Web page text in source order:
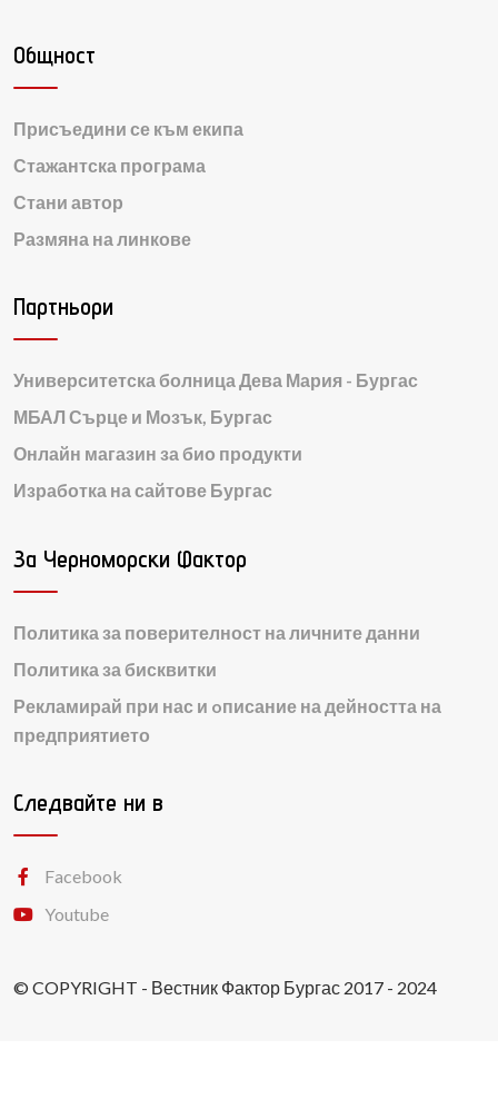
Общност
Присъедини се към екипа
Стажантска програма
Стани автор
Размяна на линкове
Партньори
Университетска болница Дева Мария - Бургас
МБАЛ Сърце и Мозък, Бургас
Онлайн магазин за био продукти
Изработка на сайтове Бургас
За Черноморски Фактор
Политика за поверителност на личните данни
Политика за бисквитки
Рекламирай при нас и oписание на дейността на
предприятието
Следвайте ни в
Facebook
Youtube
© COPYRIGHT - Вестник Фактор Бургас 2017 - 2024